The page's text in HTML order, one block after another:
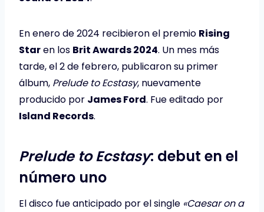
En enero de 2024 recibieron el premio Rising
Staren los Brit Awards 2024. Un mes más
tarde, el 2 de febrero, publicaron su primer
álbum, Prelude to Ecstasy, nuevamente
producido por James Ford. Fue editado por
Island Records.
Prelude to Ecstasy: debut en el
número uno
El disco fue anticipado por el single «Caesar on a